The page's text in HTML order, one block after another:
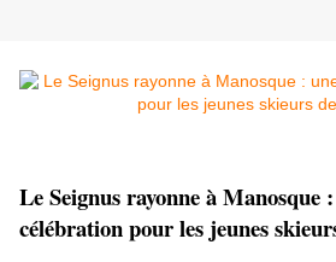
Le Seignus rayonne à Manosque
célébration pour les jeunes